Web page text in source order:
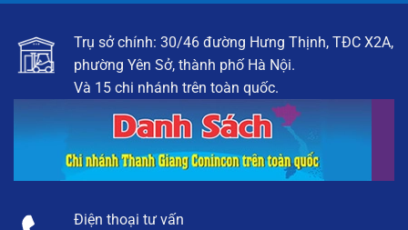
Trụ sở chính: 30/46 đường Hưng Thịnh, TĐC X2A,
phường Yên Sở, thành phố Hà Nội.
Và 15 chi nhánh trên toàn quốc.
Điện thoại tư vấn